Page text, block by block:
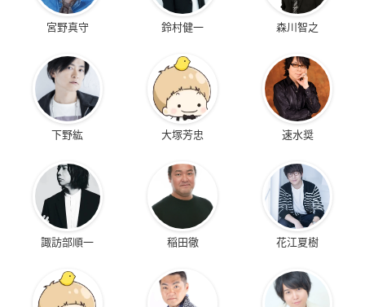
宮野真守 鈴村健一 森川智之
下野紘 大塚芳忠 速水奨
諏訪部順一 稲田徹 花江夏樹